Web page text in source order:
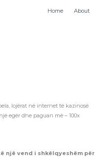
Home About
lojërat në internet të kazinosë
egër dhe paguan më – 100x
një vend i shkëlqyeshëm për